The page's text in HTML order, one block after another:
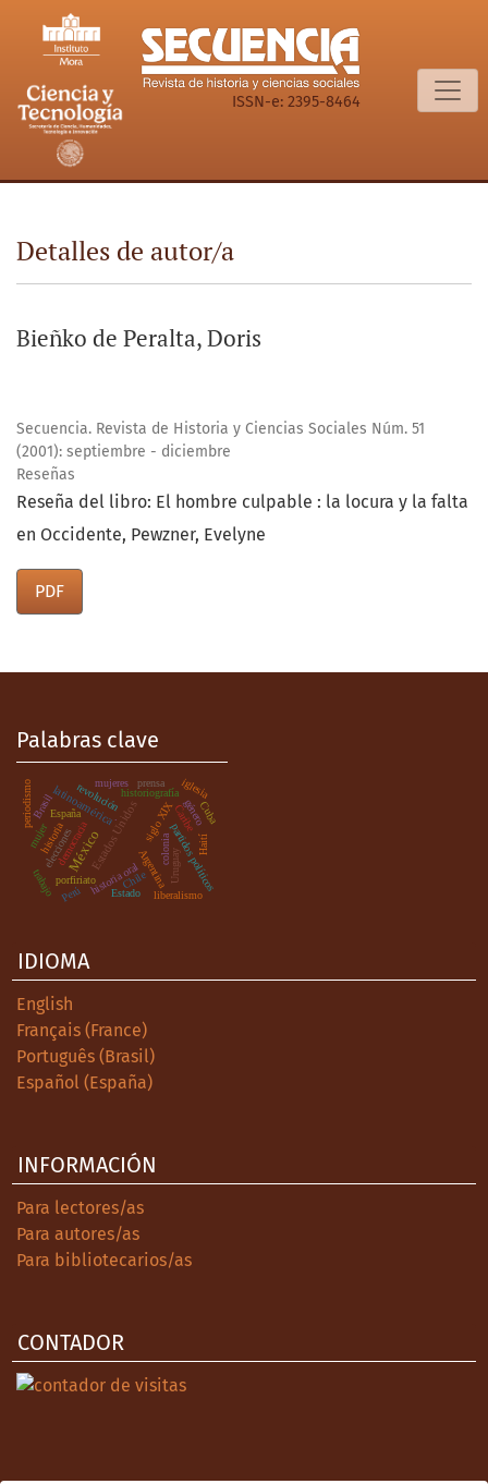
Detalles de autor/a
ISSN-e: 2395-8464
Detalles de autor/a
Bieñko de Peralta, Doris
Secuencia. Revista de Historia y Ciencias Sociales Núm. 51
(2001): septiembre - diciembre
Reseñas
Reseña del libro: El hombre culpable : la locura y la falta
en Occidente, Pewzner, Evelyne
PDF
Palabras clave
MéxicoEstados Unidos
latinoamérica siglo XIX
Argentinapartidos políticos
democracia
elecciones
historiografía
historia oral liberalismo
Caribe
revolución
Estado
género
colonia
España Cuba
porfiriato Uruguay
prensa
Chile
historia
mujer
Brasil
periodismo
Haití
Perú
iglesia
mujeres
trabajo
IDIOMA
English
Français (France)
Português (Brasil)
Español (España)
INFORMACIÓN
Para lectores/as
Para autores/as
Para bibliotecarios/as
CONTADOR